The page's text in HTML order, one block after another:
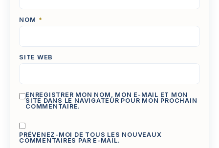
NOM *
SITE WEB
ENREGISTRER MON NOM, MON E-MAIL ET MON
SITE DANS LE NAVIGATEUR POUR MON PROCHAIN
COMMENTAIRE.
PRÉVENEZ-MOI DE TOUS LES NOUVEAUX
COMMENTAIRES PAR E-MAIL.